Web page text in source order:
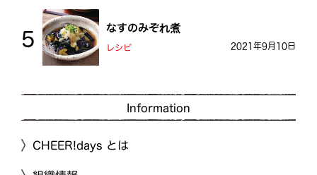
なすのみぞれ煮
レシピ 2021年9月10日
Information
CHEER!days とは